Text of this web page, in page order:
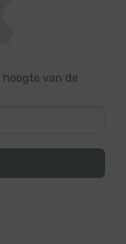
van de